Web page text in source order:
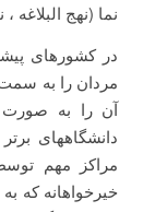
نما (نهج البلاغه ،
در کشورهای
مردان را به
آن را به صورت
دانشگاههای
مراکز مهم
خیرخواهانه که